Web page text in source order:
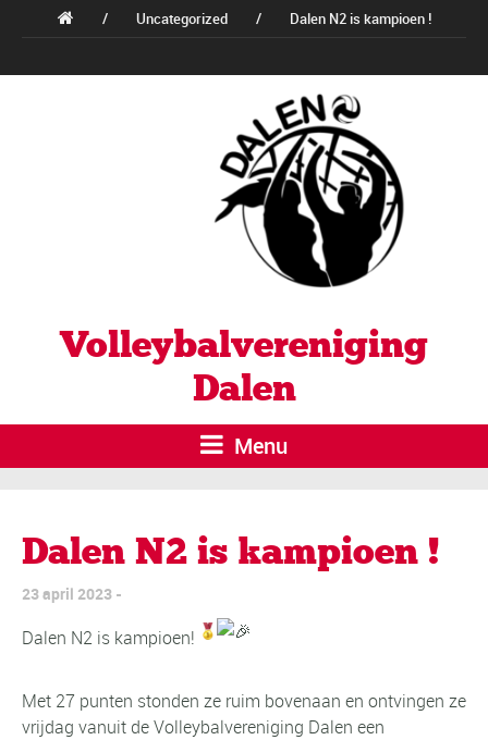
/ Uncategorized / Dalen N2 is kampioen !
Volleybalvereniging
Dalen
Menu
Dalen N2 is kampioen !
23 april 2023
Dalen N2 is kampioen!
Met 27 punten stonden ze ruim bovenaan en ontvingen ze
vrijdag vanuit de Volleybalvereniging Dalen een